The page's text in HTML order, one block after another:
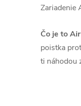
Zariadenie
Čo je to
poistka
ti náhodou